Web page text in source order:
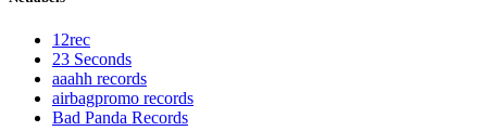
12rec
23 Seconds
aaahh records
airbagpromo records
Bad Panda Records